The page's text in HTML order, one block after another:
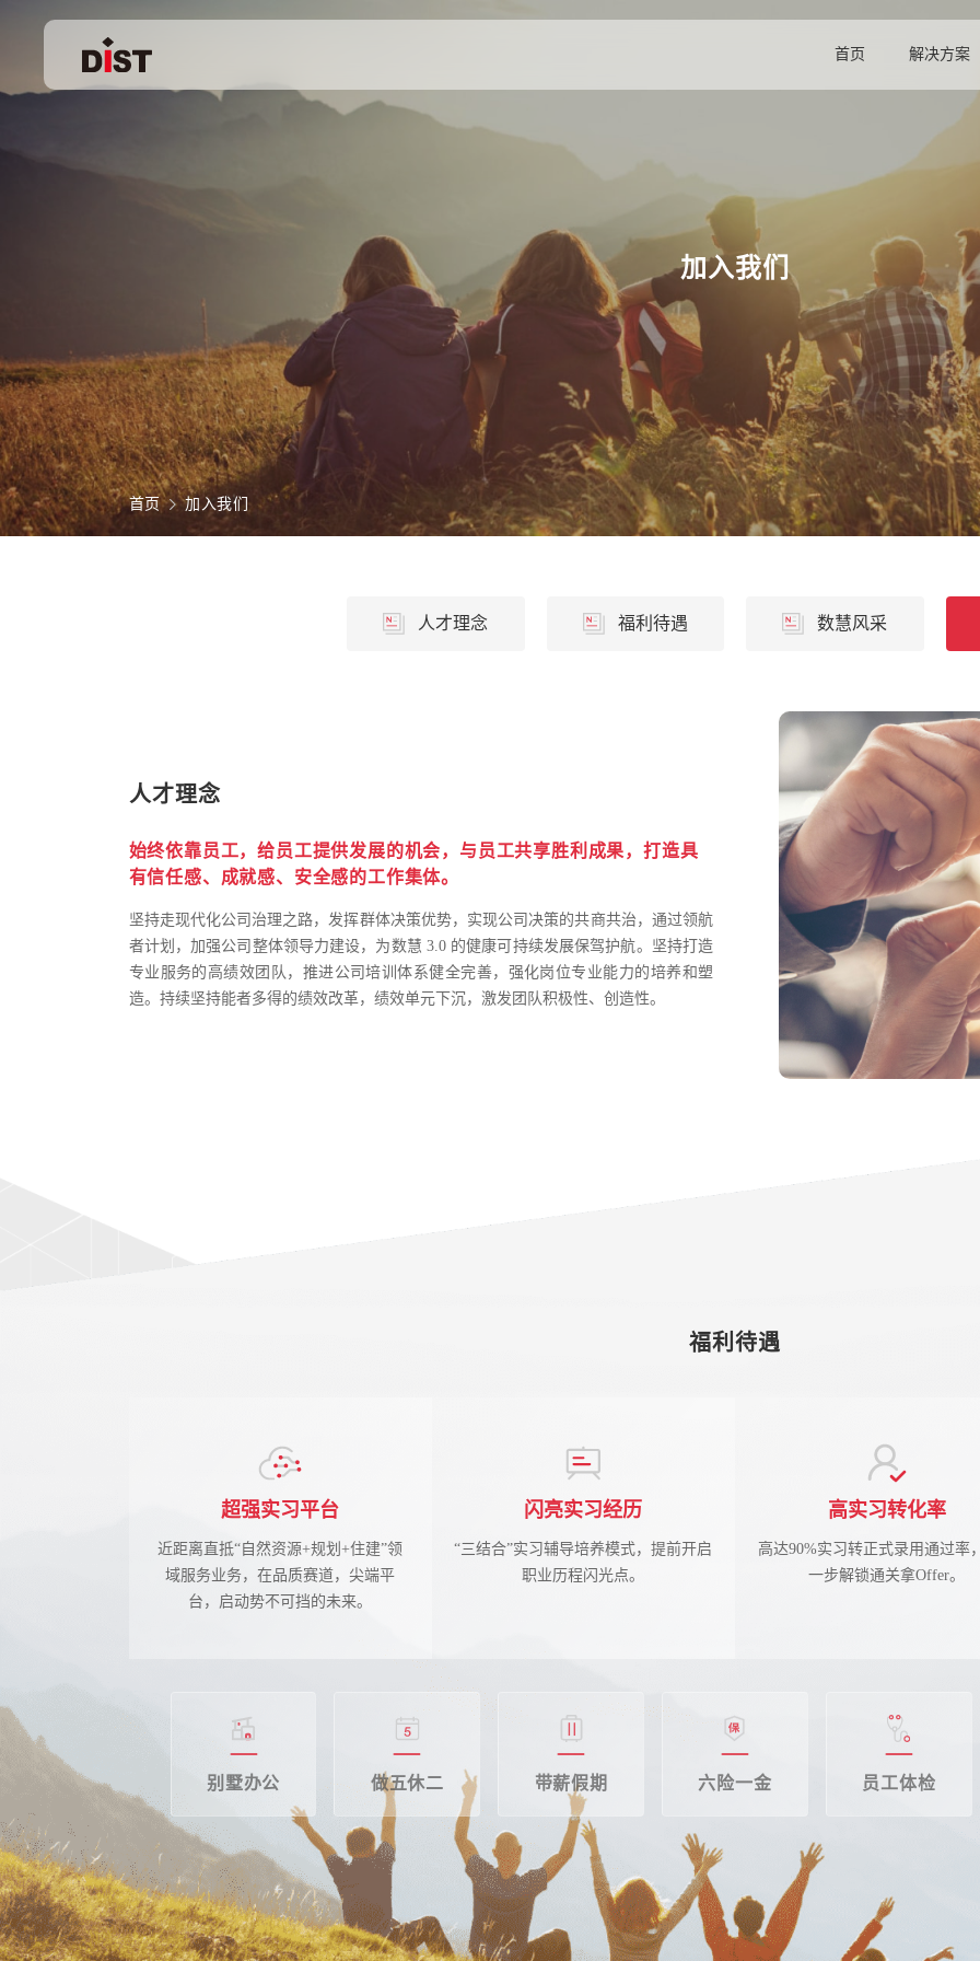
首页 解决方案
加入我们
首页 加入我们
人才理念 福利待遇 数慧风采
人才理念
始终依靠员工，给员工提供发展的机会，与员工共享胜利成果，打造具
有信任感、成就感、安全感的工作集体。
坚持走现代化公司治理之路，发挥群体决策优势，实现公司决策的共商共治，通过领航
者计划，加强公司整体领导力建设，为数慧 3.0 的健康可持续发展保驾护航。坚持打造
专业服务的高绩效团队，推进公司培训体系健全完善，强化岗位专业能力的培养和塑
造。持续坚持能者多得的绩效改革，绩效单元下沉，激发团队积极性、创造性。
福利待遇
超强实习平台
近距离直抵“自然资源+规划+住建”领
域服务业务，在品质赛道，尖端平
台，启动势不可挡的未来。
闪亮实习经历
“三结合”实习辅导培养模式，提前开启
职业历程闪光点。
高实习转化率
高达90%实习转正式录用通过率
一步解锁通关拿Offer。
别墅办公 做五休二 带薪假期 六险一金 员工体检